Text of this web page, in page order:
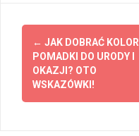
Zobacz
wpisy
← JAK DOBRAĆ KOLOR
POMADKI DO URODY I
OKAZJI? OTO
WSKAZÓWKI!